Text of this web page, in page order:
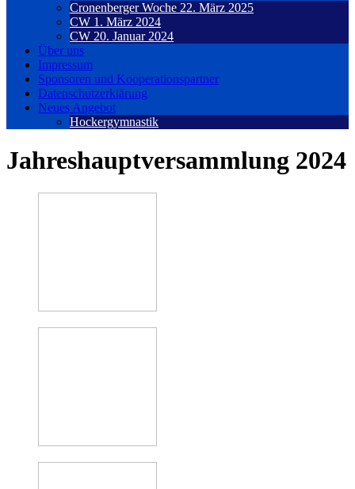
Cronenberger Woche 22. März 2025
CW 1. März 2024
CW 20. Januar 2024
Über uns
Impressum
Sponsoren und Kooperationspartner
Datenschutzerklärung
Neues Angebot
Hockergymnastik
Jahreshauptversammlung 2024